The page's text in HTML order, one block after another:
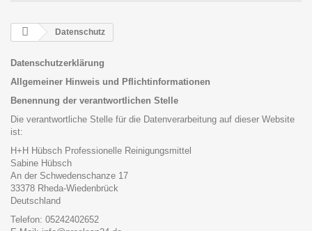
Datenschutz
Datenschutzerklärung
Allgemeiner Hinweis und Pflichtinformationen
Benennung der verantwortlichen Stelle
Die verantwortliche Stelle für die Datenverarbeitung auf dieser Website
ist:
H+H Hübsch Professionelle Reinigungsmittel
Sabine Hübsch
An der Schwedenschanze 17
33378 Rheda-Wiedenbrück
Deutschland
Telefon: 05242402652